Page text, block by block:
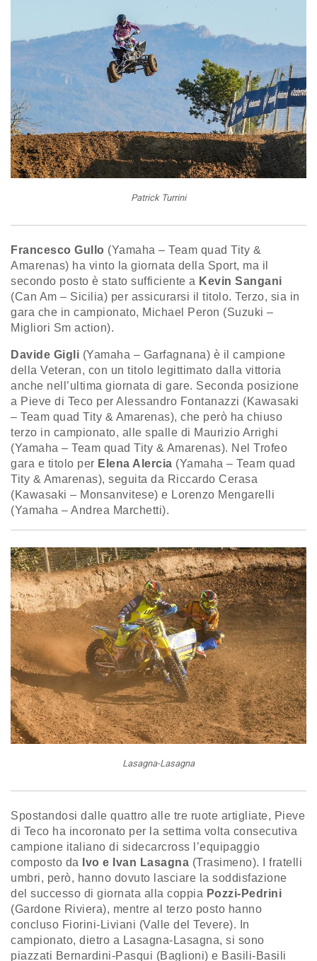
Patrick Turrini
Francesco Gullo (Yamaha – Team quad Tity &
Amarenas) ha vinto la giornata della Sport, ma il
secondo posto è stato sufficiente a Kevin Sangani
(Can Am – Sicilia) per assicurarsi il titolo. Terzo, sia in
gara che in campionato, Michael Peron (Suzuki –
Migliori Sm action).
Davide Gigli (Yamaha – Garfagnana) è il campione
della Veteran, con un titolo legittimato dalla vittoria
anche nell’ultima giornata di gare. Seconda posizione
a Pieve di Teco per Alessandro Fontanazzi (Kawasaki
– Team quad Tity & Amarenas), che però ha chiuso
terzo in campionato, alle spalle di Maurizio Arrighi
(Yamaha – Team quad Tity & Amarenas). Nel Trofeo
gara e titolo per Elena Alercia (Yamaha – Team quad
Tity & Amarenas), seguita da Riccardo Cerasa
(Kawasaki – Monsanvitese) e Lorenzo Mengarelli
(Yamaha – Andrea Marchetti).
Lasagna-Lasagna
Spostandosi dalle quattro alle tre ruote artigliate, Pieve
di Teco ha incoronato per la settima volta consecutiva
campione italiano di sidecarcross l’equipaggio
composto da
Ivo e Ivan Lasagna (Trasimeno). I fratelli
umbri, però, hanno dovuto lasciare la soddisfazione
del successo di giornata alla coppia Pozzi-Pedrini
(Gardone Riviera), mentre al terzo posto hanno
concluso Fiorini-Liviani (Valle del Tevere). In
campionato, dietro a Lasagna-Lasagna, si sono
piazzati Bernardini-Pasqui (Baglioni) e Basili-Basili